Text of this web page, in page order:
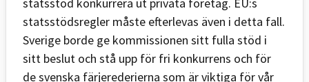
statsstödsregler måste efterlevas även i detta fall.
Sverige borde ge kommissionen sitt fulla stöd i
sitt beslut och stå upp för fri konkurrens och för
de svenska färjerederierna som är viktiga för vår